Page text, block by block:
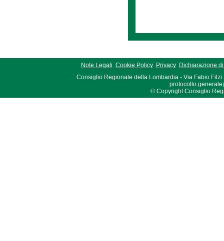
Note Legali Cookie Policy Privacy
Dichiarazione
Consiglio Regionale della Lombardia - Via Fabio Filzi
© Copyright Consiglio